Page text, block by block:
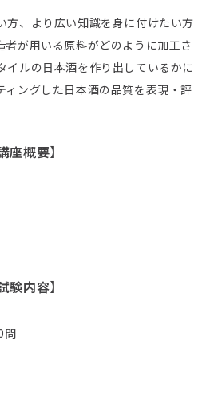
方、より広い知識を身に付けたい方
者が用いる原料がどのように加工さ
イルの日本酒を作り出しているかに
ングした日本酒の品質を表現・評
座概要】
験内容】
問